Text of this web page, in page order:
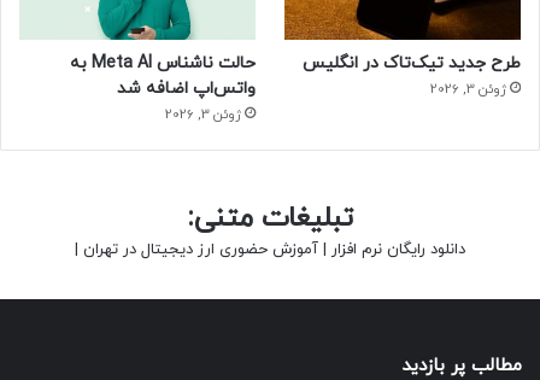
طرح جدید تیک‌تاک در انگلیس
ژوئن 3, 2026
حالت ناشناس Meta AI به
واتس‌اپ اضافه شد
ژوئن 3, 2026
تبلیغات متنی:
دانلود رایگان نرم افزار | آموزش حضوری ارز دیجیتال در تهران |
مطالب پر بازدید